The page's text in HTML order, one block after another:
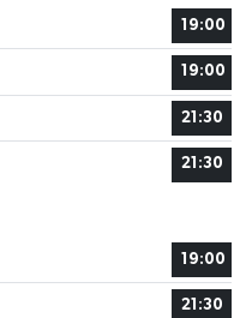
19:00
19:00
21:30
21:30
19:00
21:30